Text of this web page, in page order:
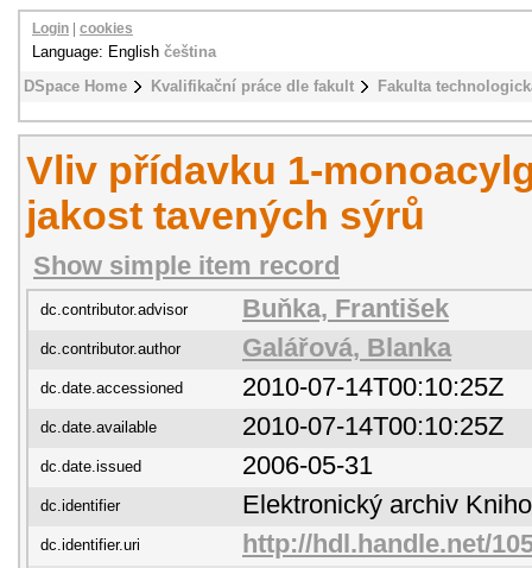
DSpace Home Kvalifikační práce dle fakult Fakulta
Login cookies
Language: English čeština
Vliv přídavku 1-
jakost tavených sýrů
Show simple item record
dc.contributor.advisor Buňka, František
dc.contributor.author Galářová, Blanka
dc.date.accessioned 2010-07-14T00:10:25Z
dc.date.available 2010-07-14T00:10:25Z
dc.date.issued 2006-05-31
dc.identifier Elektronický archiv
dc.identifier.uri http://hdl.handle.net/